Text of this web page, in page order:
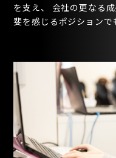
を支え、 会社の更なる
斐を感じるポジションで